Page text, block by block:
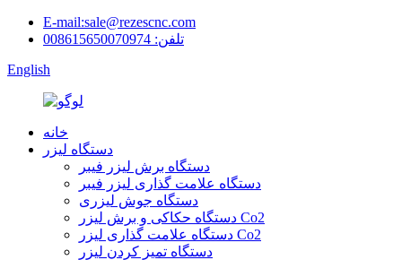
E-mail:sale@rezescnc.com
تلفن: 008615650070974
English
خانه
دستگاه لیزر
دستگاه برش لیزر فیبر
دستگاه علامت گذاری لیزر فیبر
دستگاه جوش لیزری
دستگاه حکاکی و برش لیزر Co2
دستگاه علامت گذاری لیزر Co2
دستگاه تمیز کردن لیزر